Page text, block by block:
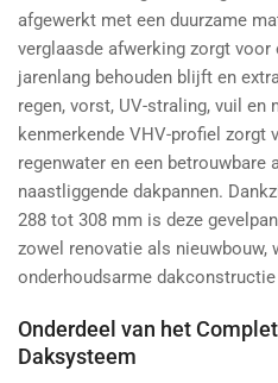
afgewerkt met een duurzame
verglaasde afwerking zorgt
jarenlang behouden blijft en
regen, vorst, UV-straling, vuil en
kenmerkende VHV-profiel zorgt
regenwater en een betrouwbare
naastliggende dakpannen.
288 tot 308 mm is deze
zowel renovatie als nieuwbouw,
onderhoudsarme
Onderdeel van het
Daksysteem